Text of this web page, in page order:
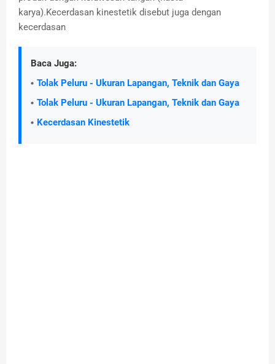
karya).Kecerdasan kinestetik disebut juga dengan
kecerdasan
Baca Juga:
Tolak Peluru - Ukuran Lapangan, Teknik dan Gaya
Tolak Peluru - Ukuran Lapangan, Teknik dan Gaya
Kecerdasan Kinestetik